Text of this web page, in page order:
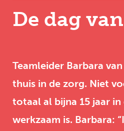
De dag
Teamleider Barbara
thuis in de zorg. Niet
totaal al bijna 15 jaar
werkzaam is. Barbara: